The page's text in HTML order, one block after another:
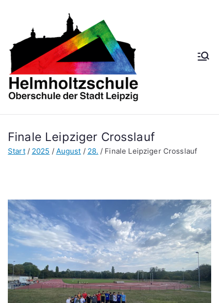
springen
ule
Finale Leipziger Crosslauf
Start 2025 August 28. Finale Leipziger Crosslauf